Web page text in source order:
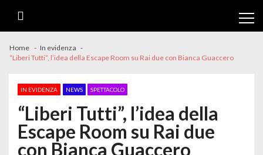
Home
In evidenza
“Liberi Tutti”, l’idea della Escape Room su Rai due con Bianca Guaccero
IN EVIDENZA NEWS SPETTACOLO
“Liberi Tutti”, l’idea della
Escape Room su Rai due
con Bianca Guaccero